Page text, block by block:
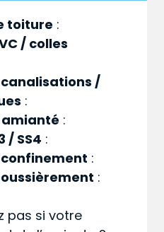
toiture :
/ colles
/
:
:
/ SS4 :
:
:
pas si votre